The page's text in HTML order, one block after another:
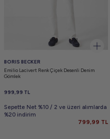
BORIS BECKER
Emilio Lacivert Renk Çiçek Desenli Denim
Gömlek
999,99 TL
Sepette Net %10 / 2 ve üzeri alımlarda
%20 indirim
799,99 TL